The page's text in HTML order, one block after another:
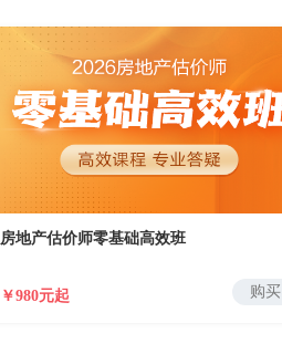
房地产估价师零基础高效班
￥980元起 购买